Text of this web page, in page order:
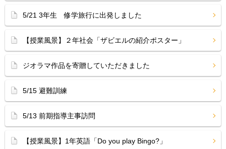
5/21 3年生 修学旅行に出発しました
【授業風景】２年社会「ザビエルの紹介ポスター」
ジオラマ作品を寄贈していただきました
5/15 避難訓練
5/13 前期指導主事訪問
【授業風景】1年英語「Do you play Bingo?」